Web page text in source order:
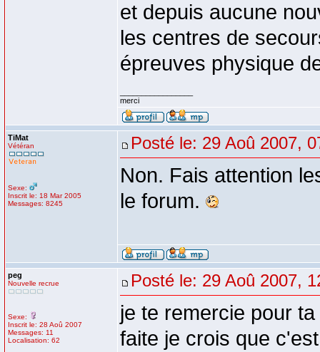
et depuis aucune
les centres de
épreuves physique
merci
TiMat
Vétéran
Sexe:
Inscrit le: 18 Mar 2005
Messages: 8245
Posté le: 29 Aoû 2007,
Non. Fais attention
le forum.
peg
Nouvelle recrue
Sexe:
Inscrit le: 28 Aoû 2007
Messages: 11
Localisation: 62
Posté le: 29 Aoû 2007,
je te remercie pour
faite je crois que